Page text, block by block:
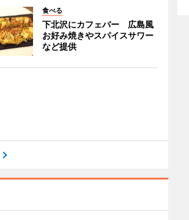
食べる
下北沢にカフェバー 広島風
お好み焼きやスパイスサワー
など提供